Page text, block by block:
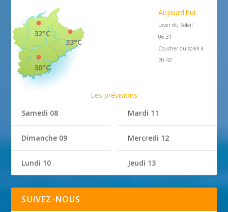
33°C
32°C
30°C
Aujourd'hui
Lever du Soleil
06:31
Coucher du soleil à
20:42
Les prévisions
Samedi 08
Dimanche 09
Lundi 10
Mardi 11
Mercredi 12
Jeudi 13
SUIVEZ-NOUS